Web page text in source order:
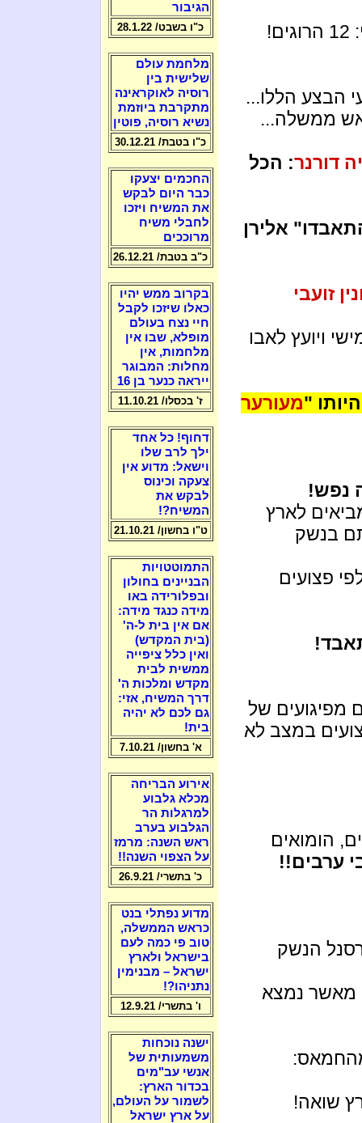
הבצע הללו...
ממשלה...
דורנר: הכל
אלירן
זועבי
ויועץ לאבו
"מעורער
נפש!
לארץ
בנשק
פצועים
מפיגועים של
במצב לא
הומואים
ערבים!!
הנשק
מאשר נמצא
שואה!
הגיבור
כ"ו בשבט/ 28.1.22
מלחמת עולם
שלישית בין
רוסיה לאוקראינה
מתקרבת ביוזמת
נשיא רוסיה, פוטין
כ"ו בטבת/ 30.12.21
החכמים יצעקו
כבר היום לבקש
את המשיח ויזכו
לחבלי משיח
מרוככים
כ"ב בטבת/ 26.12.21
בקרוב ממש יהיו
כאלו שיזכו לקבל
חיי נצח בעולם
מופלא, שבו אין
מלחמות, אין
מחלות: המבוגר
ייראה כנער בן 16
ז' בכסלו/ 11.10.21
דחוף! כל אחד
ילך לרב שלו
וישאל: מדוע אין
צעקה וכינוס
לבקש את
המשיח?!
ט"ו בחשון/ 21.10.21
התמוטטויות
הבניינים בחולון
ובפלורידה באו
מידה כנגד מידה:
אם אין בית ל-ה'
(בית המקדש)
ואין כלל ציפייה
ממשית לבית
מקדש ומלכות ה'
דרך המשיח, אזי:
גם לכם לא יהיה
בית!
א' בחשון/ 7.10.21
אירוע הבריחה
מכלא גלבוע
למרגלות הר
הגלבוע בערב
ראש השנה: מרמז
על הצפוי השנה!!
כ' בתשרי/ 26.9.21
מדוע נפתלי בנט
כראש הממשלה,
טוב פי כמה לעם
בישראל ולארץ
ישראל – מבנימין
נתניהו?!
ו' בתשרי/ 12.9.21
ישנה נוכחות
משמעותית של
אנשי עב"מים
בכדור הארץ:
לשמור על העולם,
על ארץ ישראל